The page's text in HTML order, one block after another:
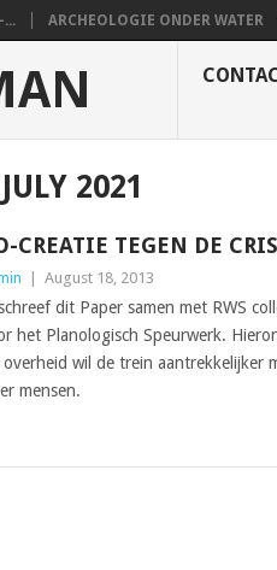
ARCHEOLOGIE ONDER WATER
JULY 2021
CREATIE TEGEN DE
August 18, 2013
dit Paper samen met RWS
het Planologisch Speurwerk.
overheid wil de trein aantrekkelijker
mensen.